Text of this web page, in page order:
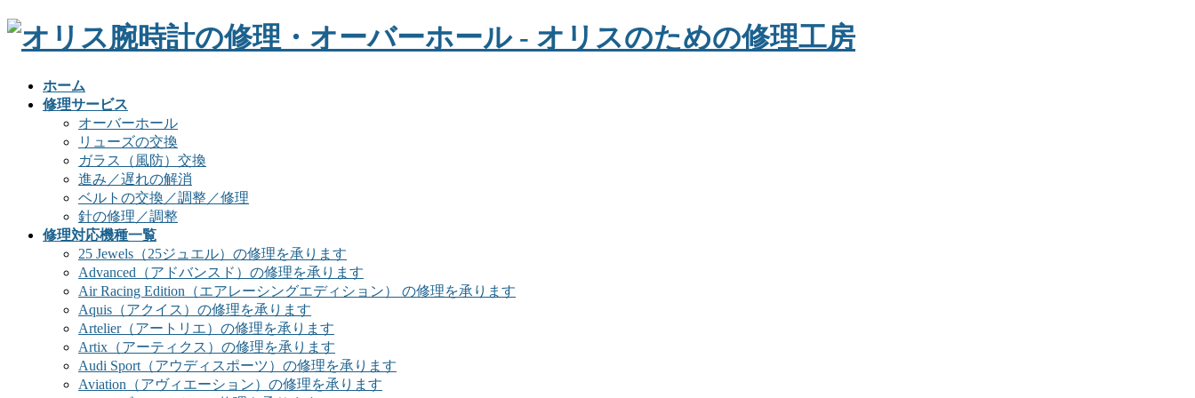
ホーム
修理サービス
オーバーホール
リューズの交換
ガラス（風防）交換
進み／遅れの解消
ベルトの交換／調整／修理
針の修理／調整
修理対応機種一覧
25 Jewels（25ジュエル）の修理を承ります
Advanced（アドバンスド）の修理を承ります
Air Racing Edition（エアレーシングエディション） の修理を承ります
Aquis（アクイス）の修理を承ります
Artelier（アートリエ）の修理を承ります
Artix（アーティクス）の修理を承ります
Audi Sport（アウディスポーツ）の修理を承ります
Aviation（アヴィエーション）の修理を承ります